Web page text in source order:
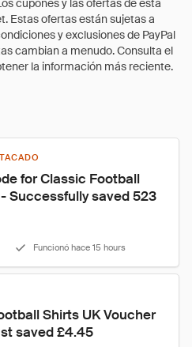
for Classic Football
Successfully saved 523
Funcionó hace 15 hours
Shirts UK Voucher
saved £4.45